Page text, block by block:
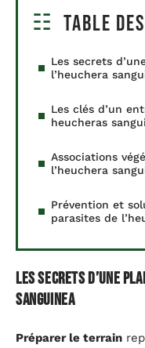
Table
Les secrets
l’heuchera
Les clés d’un
heucheras
Associations
l’heuchera
Prévention et
parasites de
Les secrets d’une
sanguinea
Préparer le terrain